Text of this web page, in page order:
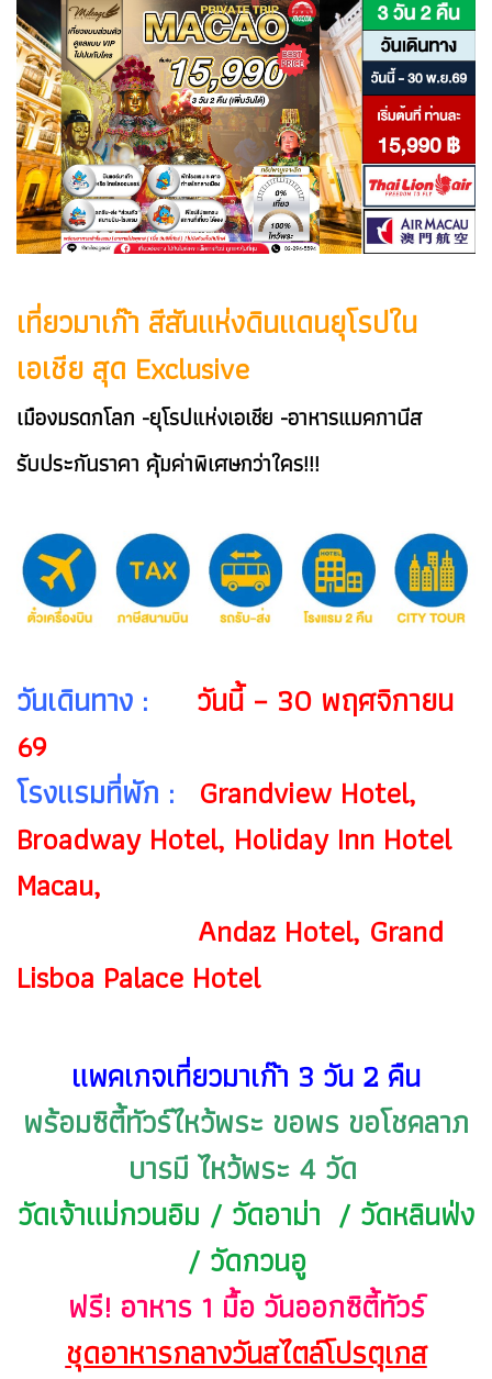
เที่ยวมาเก๊า สีสันแห่งดินแดนยุโรปใน
เอเชีย สุด Exclusive
เมืองมรดกโลก -ยุโรปแห่งเอเชีย -อาหารแมคกานีส
รับประกันราคา คุ้มค่าพิเศษกว่าใคร!!!
วันเดินทาง : วันนี้ – 30 พฤศจิกายน
69
โรงแรมที่พัก : Grandview Hotel,
Broadway Hotel, Holiday Inn Hotel
Macau,
Andaz Hotel, Grand
Lisboa Palace Hotel
แพคเกจเที่ยวมาเก๊า 3 วัน 2 คืน
พร้อมซิตี้ทัวร์ไหว้พระ ขอพร ขอโชคลาภ
บารมี ไหว้พระ 4 วัด
วัดเจ้าแม่กวนอิม / วัดอาม่า / วัดหลินฟ่ง
/ วัดกวนอู
ฟรี! อาหาร 1 มื้อ วันออกซิตี้ทัวร์
ชุดอาหารกลางวันสไตล์โปรตุเกส